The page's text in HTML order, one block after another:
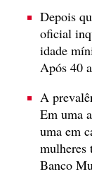
Depois
oficial
idade
Após 40
A
Em uma
uma em
mulheres
Banco